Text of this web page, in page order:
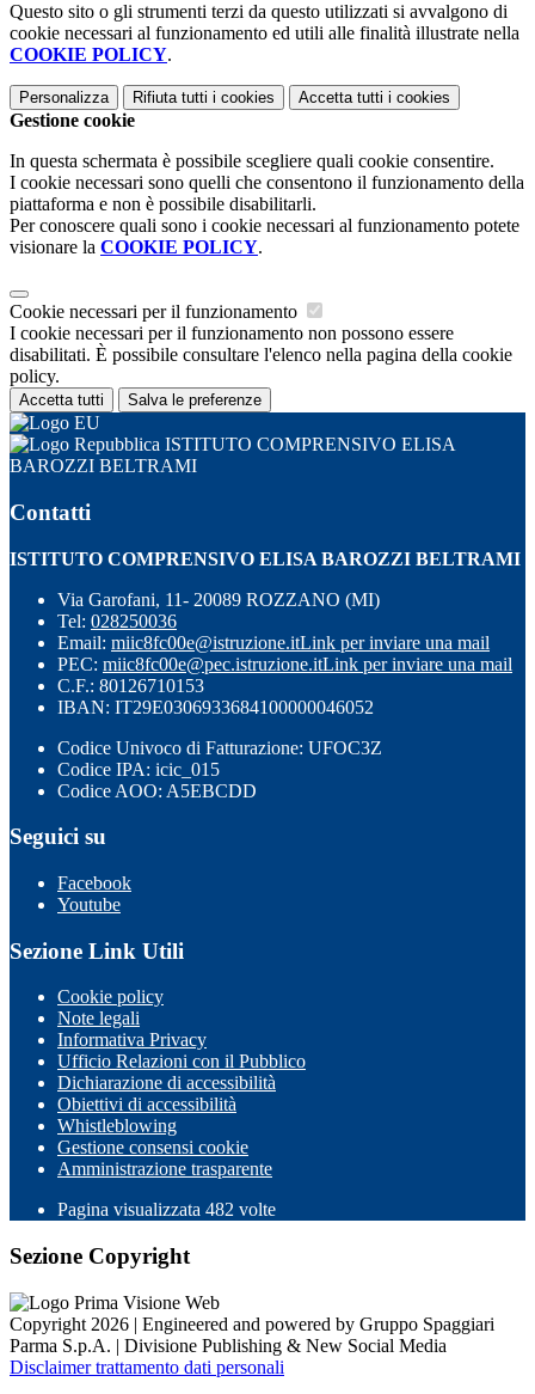
Questo sito o gli strumenti terzi da questo utilizzati si avvalgono di
cookie necessari al funzionamento ed utili alle finalità illustrate nella
COOKIE POLICY.
Personalizza Rifiuta tutti i cookies Accetta tutti i cookies
Gestione cookie
In questa schermata è possibile scegliere quali cookie consentire.
I cookie necessari sono quelli che consentono il funzionamento della
piattaforma e non è possibile disabilitarli.
Per conoscere quali sono i cookie necessari al funzionamento potete
visionare la COOKIE POLICY.
Cookie necessari per il funzionamento
I cookie necessari per il funzionamento non possono essere
disabilitati. È possibile consultare l'elenco nella pagina della cookie
policy.
Accetta tutti Salva le preferenze
ISTITUTO COMPRENSIVO ELISA
BAROZZI BELTRAMI
Contatti
ISTITUTO COMPRENSIVO ELISA BAROZZI BELTRAMI
Via Garofani, 11- 20089 ROZZANO (MI)
Tel: 028250036
Email: miic8fc00e@istruzione.itLink per inviare una mail
PEC: miic8fc00e@pec.istruzione.itLink per inviare una mail
C.F.: 80126710153
IBAN: IT29E0306933684100000046052
Codice Univoco di Fatturazione: UFOC3Z
Codice IPA: icic_015
Codice AOO: A5EBCDD
Seguici su
Facebook
Youtube
Sezione Link Utili
Cookie policy
Note legali
Informativa Privacy
Ufficio Relazioni con il Pubblico
Dichiarazione di accessibilità
Obiettivi di accessibilità
Whistleblowing
Gestione consensi cookie
Amministrazione trasparente
Pagina visualizzata 482 volte
Sezione Copyright
Copyright 2026 | Engineered and powered by Gruppo Spaggiari
Parma S.p.A. | Divisione Publishing & New Social Media
Disclaimer trattamento dati personali